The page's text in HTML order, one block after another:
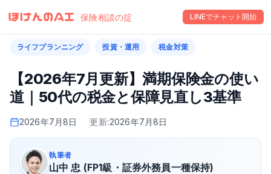
保険相談の掟 LINEでチャット開始
ライフプランニング 投資・運用 税金対策
【2026年7月更新】満期保険金の使い
道｜50代の税金と保障見直し3基準
2026年7月8日 更新:2026年7月8日
執筆者
山中 忠 (FP1級・証券外務員一種保持)